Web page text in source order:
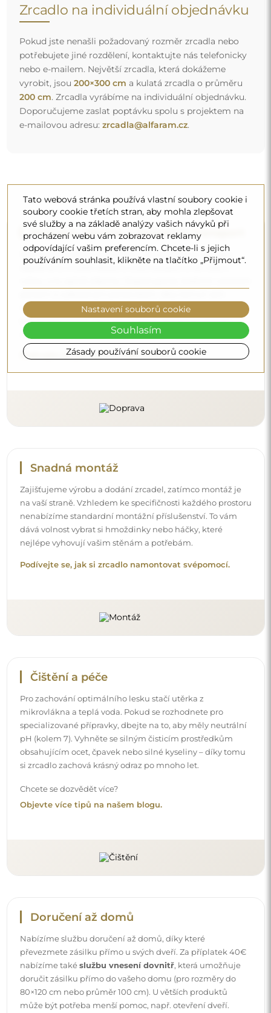
Zrcadlo na individuální objednávku
Pokud jste nenašli požadovaný rozměr zrcadla nebo
potřebujete jiné rozdělení, kontaktujte nás telefonicky
nebo e-mailem. Největší zrcadla, která dokážeme
vyrobit, jsou 200×300 cm a kulatá zrcadla o průměru
200 cm. Zrcadla vyrábíme na individuální objednávku.
Doporučujeme zaslat poptávku spolu s projektem na
e-mailovou adresu: zrcadla@alfaram.cz.
Doprava zdarma a bezpečný transport
Nemusíte se starat o přepravu – postaráme se o to, aby
objednané zrcadlo dorazilo zcela bezpečně do vašich
můžeme zaručit, že zrcadlo dorazí v neporušeném stavu,
bez dodatečných nákladů. I když si objednáte zrcadlo
velkých rozměrů, můžete počítat s rychlým doručením.
Podívejte se, jak balíme naše zrcadla.
Snadná montáž
Zajišťujeme výrobu a dodání zrcadel, zatímco montáž je
na vaší straně. Vzhledem ke specifičnosti každého prostoru
nenabízíme standardní montážní příslušenství. To vám
dává volnost vybrat si hmoždinky nebo háčky, které
nejlépe vyhovují vašim stěnám a potřebám.
Podívejte se, jak si zrcadlo namontovat svépomocí.
Čištění a péče
Pro zachování optimálního lesku stačí utěrka z
mikrovlákna a teplá voda. Pokud se rozhodnete pro
specializované přípravky, dbejte na to, aby měly neutrální
pH (kolem 7). Vyhněte se silným čisticím prostředkům
obsahujícím ocet, čpavek nebo silné kyseliny – díky tomu
si zrcadlo zachová krásný odraz po mnoho let.
Chcete se dozvědět více?
Objevte více tipů na našem blogu.
Doručení až domů
Nabízíme službu doručení až domů, díky které
převezmete zásilku přímo u svých dveří. Za příplatek 40€
nabízíme takéslužbu vnesení dovnitř, která umožňuje
doručit zásilku přímo do vašeho domu (pro rozměry do
80×120 cm nebo průměr 100 cm). U větších produktů
může být potřeba menší pomoc, např. otevření dveří.
Tato webová stránka používá vlastní soubory cookie i
soubory cookie třetích stran, aby mohla zlepšovat
své služby a na základě analýzy vašich návyků při
procházení webu vám zobrazovat reklamy
odpovídající vašim preferencím. Chcete-li s jejich
používáním souhlasit, klikněte na tlačítko „Přijmout“.
Zásady používání souborů cookie
Nastavení souborů cookie
Souhlasím